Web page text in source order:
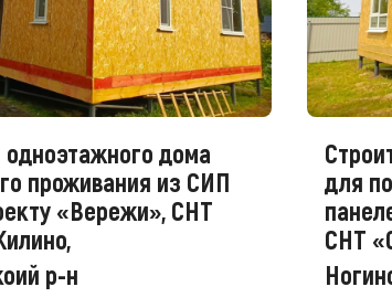
одноэтажного дома
проживания из СИП
«Вережи», СНТ
р-н
для
СНТ